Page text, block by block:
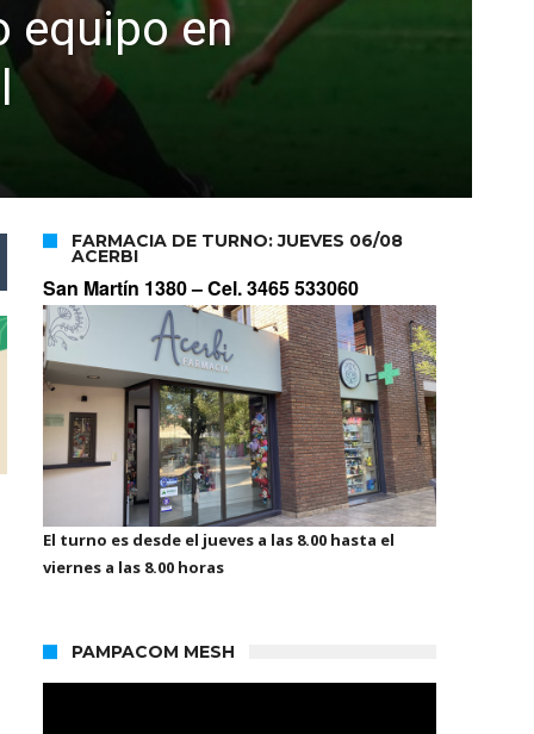
equipo en
FARMACIA DE TURNO: JUEVES 06/08
ACERBI
San Martín 1380 –Cel. 3465 533060
El turno es desde el jueves a las 8.00 hasta el
viernes a las 8.00 horas
PAMPACOM MESH